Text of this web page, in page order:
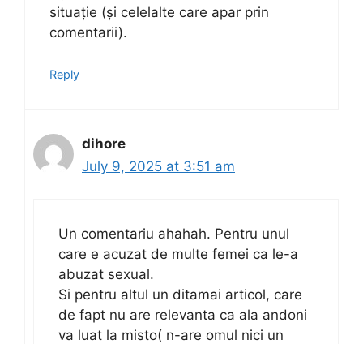
situație (și celelalte care apar prin
comentarii).
Reply
dihore
July 9, 2025 at 3:51 am
Un comentariu ahahah. Pentru unul
care e acuzat de multe femei ca le-a
abuzat sexual.
Si pentru altul un ditamai articol, care
de fapt nu are relevanta ca ala andoni
va luat la misto( n-are omul nici un